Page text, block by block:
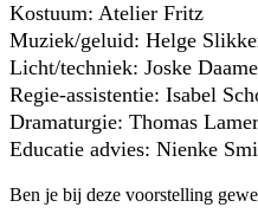
Kostuum: Atelier Fritz
Muziek/geluid: Helge
Licht/techniek: Joske
Regie-assistentie: Isabel
Dramaturgie: Thomas
Educatie advies: Nienke
Ben je bij deze voorstelling